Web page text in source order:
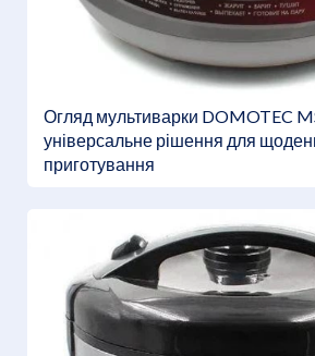
Огляд мультиварки DOMOTEC
універсальне рішення для
приготування